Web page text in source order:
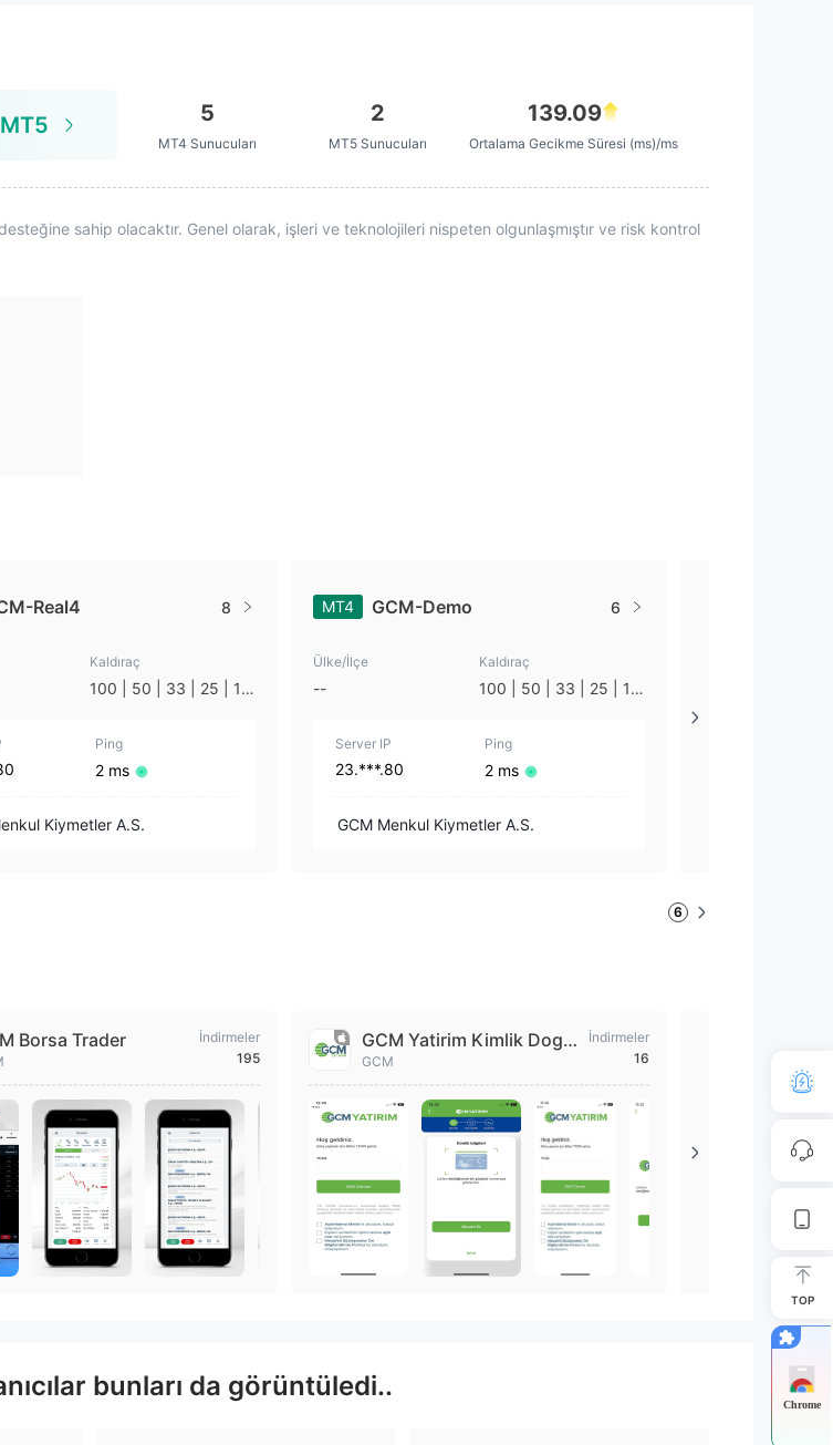
5
MT4 Sunucuları
2
MT5 Sunucuları
139.09
Ortalama Gecikme Süresi (ms)/ms
sahip olacaktır. Genel olarak, işleri ve teknolojileri nispeten olgunlaşmıştır ve risk kontrol
Real4 8
Kaldıraç
100 | 50 | 33 | 25 | 10
Ping
2 ms
Kiymetler A.S.
MT4 GCM-Demo 6
Ülke/İlçe
--
Kaldıraç
100 | 50 | 33 | 25 | 10
Server IP
23.***.80
Ping
2 ms
GCM Menkul Kiymetler A.S.
6
Borsa Trader
İndirmeler
195
GCM Yatirim Kimlik Dogru
lama
GCM
İndirmeler
16
finansal
bunları da görüntüledi..
TOP
Chrome